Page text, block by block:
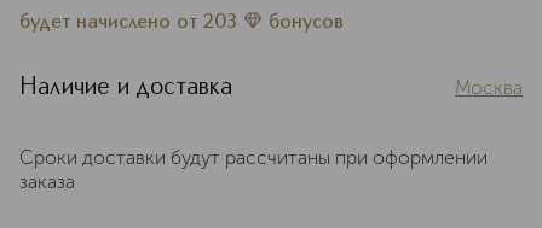
будет начислено от 203 бонусов
Наличие и доставка Москва
Сроки доставки будут рассчитаны при оформлении
заказа